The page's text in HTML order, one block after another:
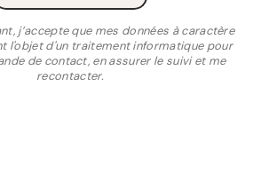
j’accepte que mes données à caractère
l'objet d'un traitement informatique pour
de contact, en assurer le suivi et me
recontacter.